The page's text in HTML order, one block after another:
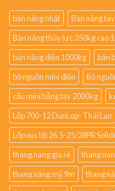
bàn nâng nhật
Bàn nâng
Bàn nâng thủy lực 350kg cao
bàn nâng điện 1000kg
bán
bộ nguồn mini điện
Bộ
cẩu mini bằng tay 2000kg
Lốp 700-12 DunLop- Thái Lan
Lốp xúc lật 26.5-25/28PR
thang nang gia rẻ
thang
thang nâng mỹ 9m
thang